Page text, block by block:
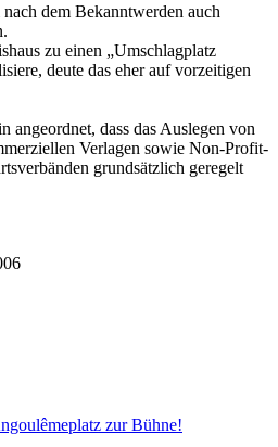
dem Bekanntwerden auch
zu einen „Umschlagplatz
deute das eher auf vorzeitigen
angeordnet, dass das Auslegen von
Verlagen sowie Non-Profit-
grundsätzlich geregelt